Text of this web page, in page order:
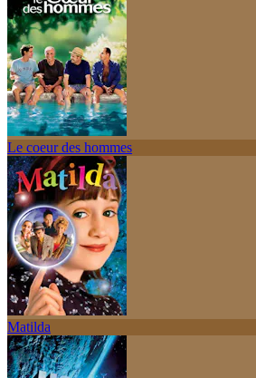
Le coeur des hommes
Matilda